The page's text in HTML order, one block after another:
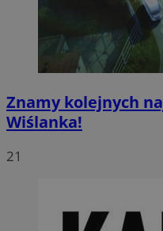
Znamy kolejnych
Wiślanka!
21